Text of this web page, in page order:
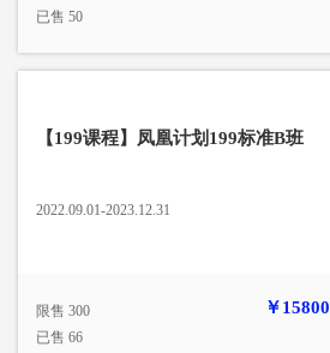
已售 50
【199课程】凤凰计划199标准B班
2022.09.01-2023.12.31
限售 300
已售 66
￥15800